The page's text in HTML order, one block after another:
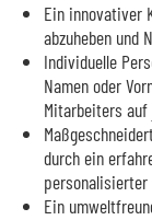
Ein innovativer
abzuheben und
Individuelle
Namen oder
Mitarbeiters auf
durch ein
personalisierter
Ein